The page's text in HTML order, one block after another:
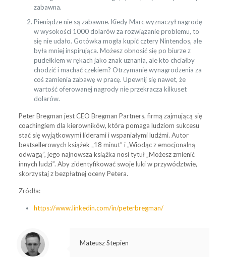
zabawna.
Pieniądze nie są zabawne. Kiedy Marc wyznaczył nagrodę
w wysokości 1000 dolarów za rozwiązanie problemu, to
się nie udało. Gotówka mogła kupić cztery Nintendos, ale
była mniej inspirująca. Możesz obnosić się po biurze z
pudełkiem w rękach jako znak uznania, ale kto chciałby
chodzić i machać czekiem? Otrzymanie wynagrodzenia za
coś zamienia zabawę w pracę. Upewnij się nawet, że
wartość oferowanej nagrody nie przekracza kilkuset
dolarów.
Peter Bregman jest CEO Bregman Partners, firmą zajmującą się
coachingiem dla kierowników, która pomaga ludziom sukcesu
stać się wyjątkowymi liderami i wspaniałymi ludźmi. Autor
bestsellerowych książek „18 minut” i „Wiodąc z emocjonalną
odwagą”, jego najnowsza książka nosi tytuł „Możesz zmienić
innych ludzi”. Aby zidentyfikować swoje luki w przywództwie,
skorzystaj z bezpłatnej oceny Petera.
Zródła:
https://www.linkedin.com/in/peterbregman/
Mateusz Stepien